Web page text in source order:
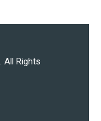
. All Rights